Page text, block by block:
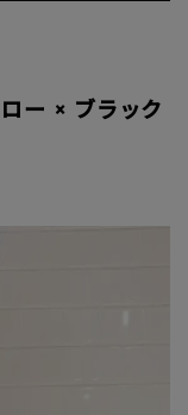
ー × ブラック